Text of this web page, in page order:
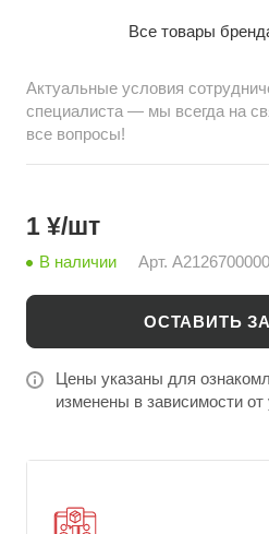
вождения. Продукция
автозапчастей из Китая.
Все товары
Актуальные условия
специалиста — мы всегда на
все вопросы!
1 ¥/шт
В наличии Арт. A2126700000
ОСТАВИТЬ
Цены указаны для
изменены в зависимости от